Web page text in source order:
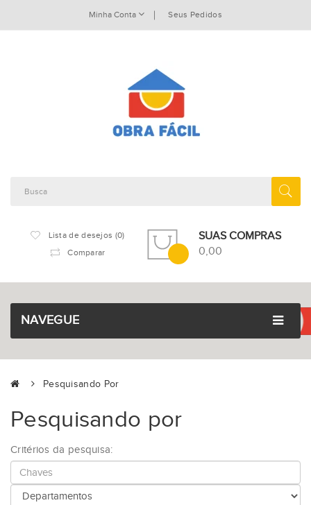
Minha Conta Seus Pedidos
Lista de desejos (0)
Comparar
SUAS COMPRAS
0,00
NAVEGUE
Pesquisando Por
Pesquisando por
Critérios da pesquisa: